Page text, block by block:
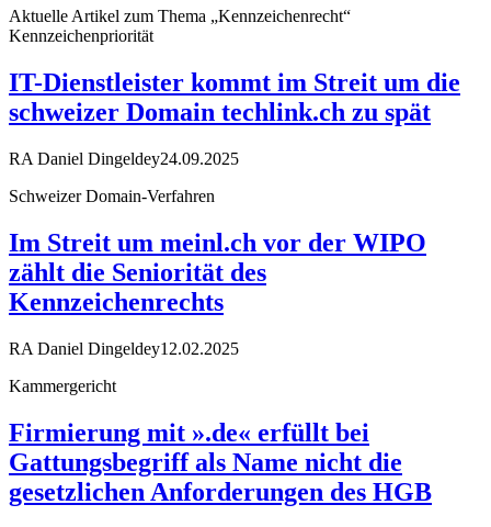
Aktuelle Artikel zum Thema „Kennzeichenrecht“
Kennzeichenpriorität
IT-Dienstleister kommt im Streit um die
schweizer Domain techlink.ch zu spät
RA Daniel Dingeldey24.09.2025
Schweizer Domain-Verfahren
Im Streit um meinl.ch vor der WIPO
zählt die Seniorität des
Kennzeichenrechts
RA Daniel Dingeldey12.02.2025
Kammergericht
Firmierung mit ».de« erfüllt bei
Gattungsbegriff als Name nicht die
gesetzlichen Anforderungen des HGB